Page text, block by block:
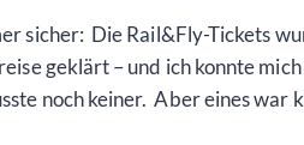
sicher: Die Rail&Fly-Tickets
geklärt – und ich konnte
noch keiner. Aber eines war